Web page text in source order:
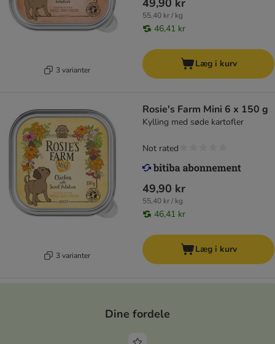
3 varianter
49,90 kr
55,40 kr / kg
46,41 kr
Læg i kurv
3 varianter
Rosie's Farm Mini 6 x 150 g
Kylling med søde kartofler
49,90 kr
55,40 kr / kg
46,41 kr
Not rated
Læg i kurv
Dine fordele